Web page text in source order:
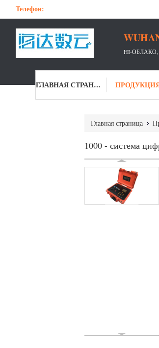
Телефон:
HI-
ГЛАВНАЯ СТРАНИЦА
Главная страница
1000 - система